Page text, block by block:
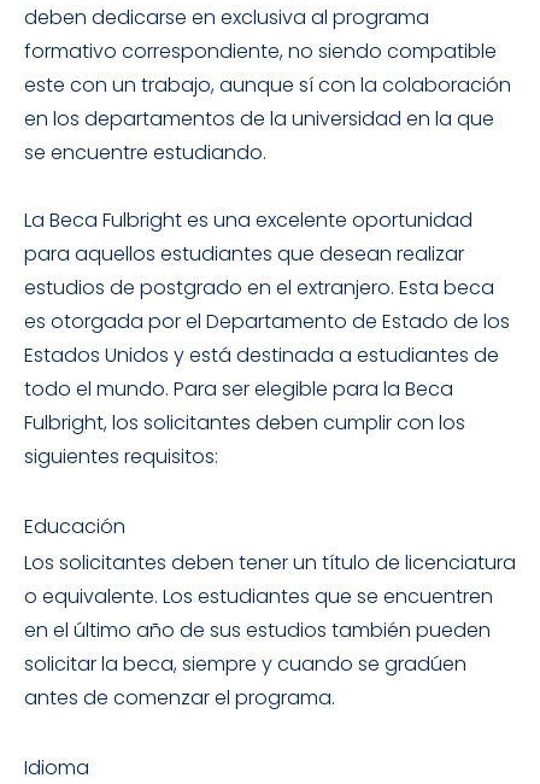
deben dedicarse en exclusiva al programa
formativo correspondiente, no siendo compatible
este con un trabajo, aunque sí con la colaboración
en los departamentos de la universidad en la que
se encuentre estudiando.
La Beca Fulbright es una excelente oportunidad
para aquellos estudiantes que desean realizar
estudios de postgrado en el extranjero. Esta beca
es otorgada por el Departamento de Estado de los
Estados Unidos y está destinada a estudiantes de
todo el mundo. Para ser elegible para la Beca
Fulbright, los solicitantes deben cumplir con los
siguientes requisitos:
Educación
Los solicitantes deben tener un título de licenciatura
o equivalente. Los estudiantes que se encuentren
en el último año de sus estudios también pueden
solicitar la beca, siempre y cuando se gradúen
antes de comenzar el programa.
Idioma